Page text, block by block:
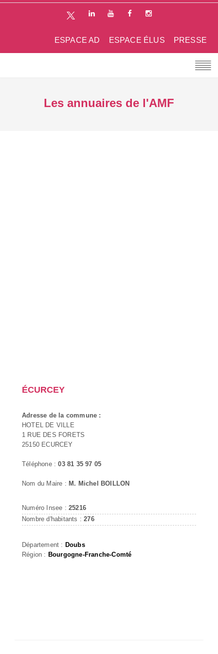
PRESSE
ESPACE ÉLUS
ESPACE AD
Les annuaires de l'AMF
ÉCURCEY
Adresse de la commune :
HOTEL DE VILLE
1 RUE DES FORETS
25150 ECURCEY
Téléphone :03 81 35 97 05
Nom du Maire : M. Michel BOILLON
Numéro Insee : 25216
Nombre d'habitants :276
Département : Doubs
Région : Bourgogne-Franche-Comté